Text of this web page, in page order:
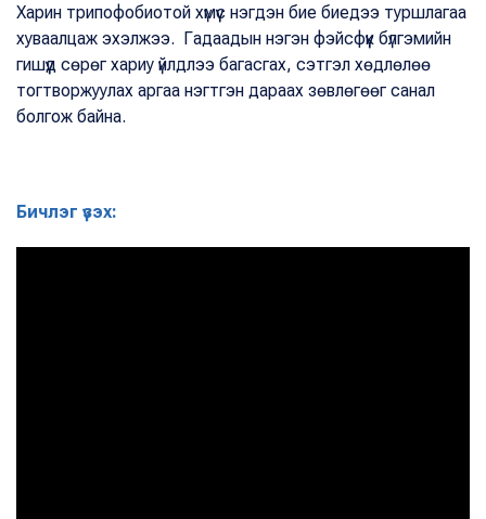
Харин трипофобиотой хүмүүс нэгдэн бие биедээ туршлагаа
хуваалцаж эхэлжээ. Гадаадын нэгэн фэйсфүүк бүлгэмийн
гишүүд сөрөг хариу үйлдлээ багасгах, сэтгэл хөдлөлөө
тогтворжуулах аргаа нэгтгэн дараах зөвлөгөөг санал
болгож байна.
Бичлэг үзэх: